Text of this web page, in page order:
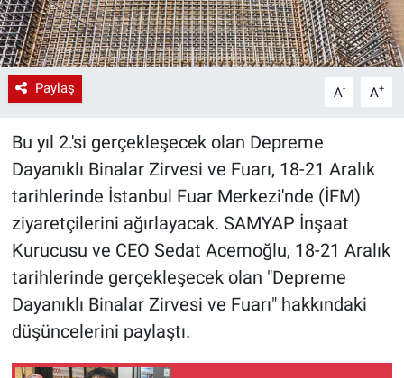
Paylaş A- A+
Bu yıl 2.'si gerçekleşecek olan Depreme
Dayanıklı Binalar Zirvesi ve Fuarı, 18-21 Aralık
tarihlerinde İstanbul Fuar Merkezi'nde (İFM)
ziyaretçilerini ağırlayacak. SAMYAP İnşaat
Kurucusu ve CEO Sedat Acemoğlu, 18-21 Aralık
tarihlerinde gerçekleşecek olan "Depreme
Dayanıklı Binalar Zirvesi ve Fuarı" hakkındaki
düşüncelerini paylaştı.